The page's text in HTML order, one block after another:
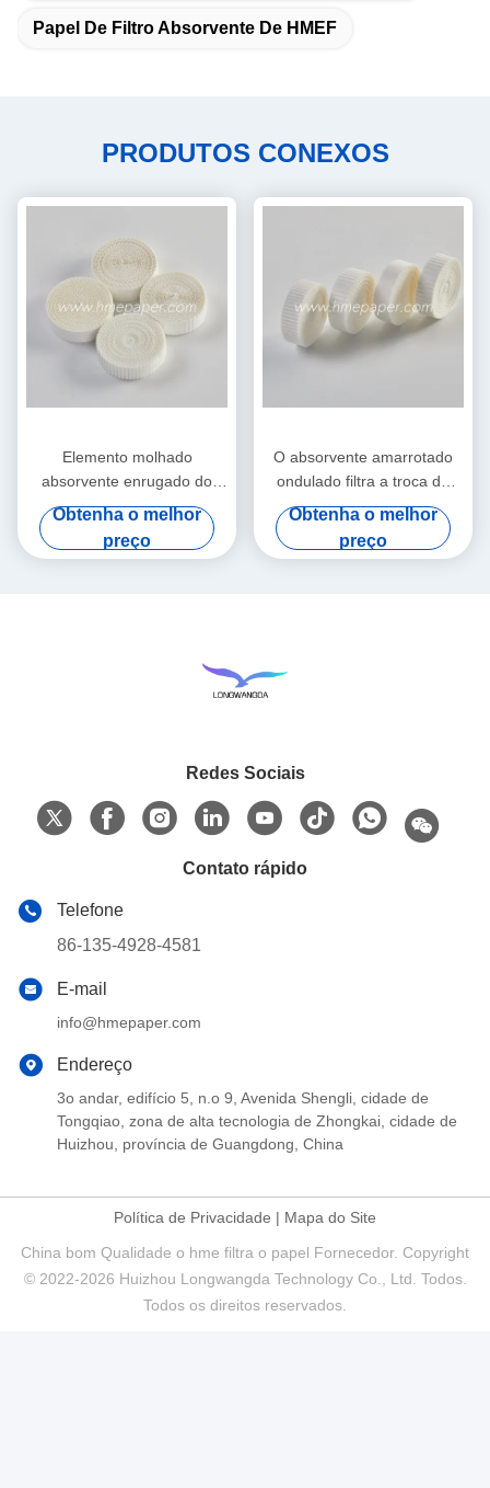
Papel De Filtro Absorvente De HMEF
PRODUTOS CONEXOS
Elemento molhado
absorvente enrugado do
papel de filtro do cambista
Obtenha o melhor
preço
O absorvente amarrotado
ondulado filtra a troca do
calor de papel e da umidade
Obtenha o melhor
preço
Redes Sociais
Contato rápido
Telefone
86-135-4928-4581
E-mail
info@hmepaper.com
Endereço
3o andar, edifício 5, n.o 9, Avenida Shengli, cidade de
Tongqiao, zona de alta tecnologia de Zhongkai, cidade de
Huizhou, província de Guangdong, China
Política de Privacidade | Mapa do Site
China bom Qualidade o hme filtra o papel Fornecedor. Copyright
© 2022-2026 Huizhou Longwangda Technology Co., Ltd. Todos.
Todos os direitos reservados.